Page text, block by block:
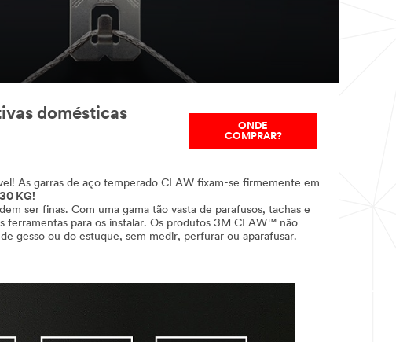
domésticas
ONDE
COMPRAR?
As garras de aço temperado CLAW fixam-se firmemente em
KG!
ser finas. Com uma gama tão vasta de parafusos, tachas e
ferramentas para os instalar. Os produtos 3M CLAW™ não
gesso ou do estuque, sem medir, perfurar ou aparafusar.